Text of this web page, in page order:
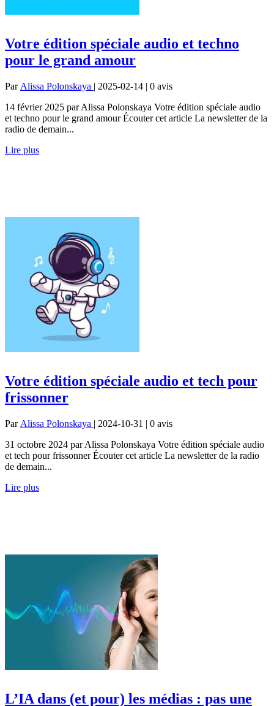
Votre édition spéciale audio et techno
pour le grand amour
Par Alissa Polonskaya | 2025-02-14 | 0 avis
14 février 2025 par Alissa Polonskaya Votre édition spéciale audio
et techno pour le grand amour Écouter cet article La newsletter de la
radio de demain...
Lire plus
Votre édition spéciale audio et tech pour
frissonner
Par Alissa Polonskaya | 2024-10-31 | 0 avis
31 octobre 2024 par Alissa Polonskaya Votre édition spéciale audio
et tech pour frissonner Écouter cet article La newsletter de la radio
de demain...
Lire plus
L’IA dans (et pour) les médias : pas une